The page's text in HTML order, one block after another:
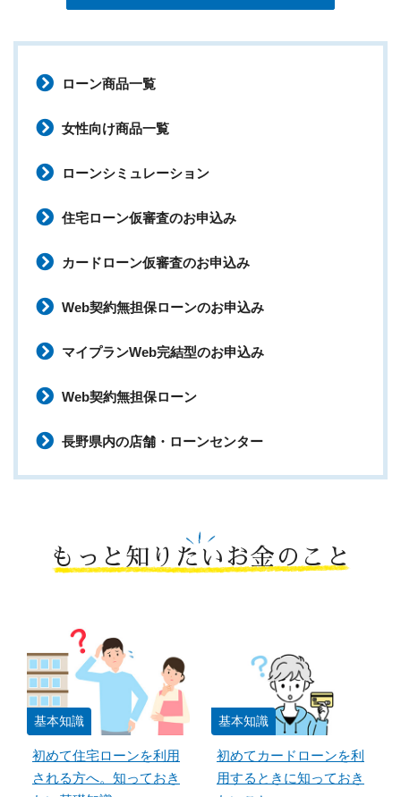
ローン商品一覧
女性向け商品一覧
ローンシミュレーション
住宅ローン仮審査のお申込み
カードローン仮審査のお申込み
Web契約無担保ローンのお申込み
マイプランWeb完結型のお申込み
Web契約無担保ローン
長野県内の店舗・ローンセンター
もっと知りたいお金のこと
基本知識
初めて住宅ローンを利用
される方へ。知っておき
基本知識
初めてカードローンを利
用するときに知っておき